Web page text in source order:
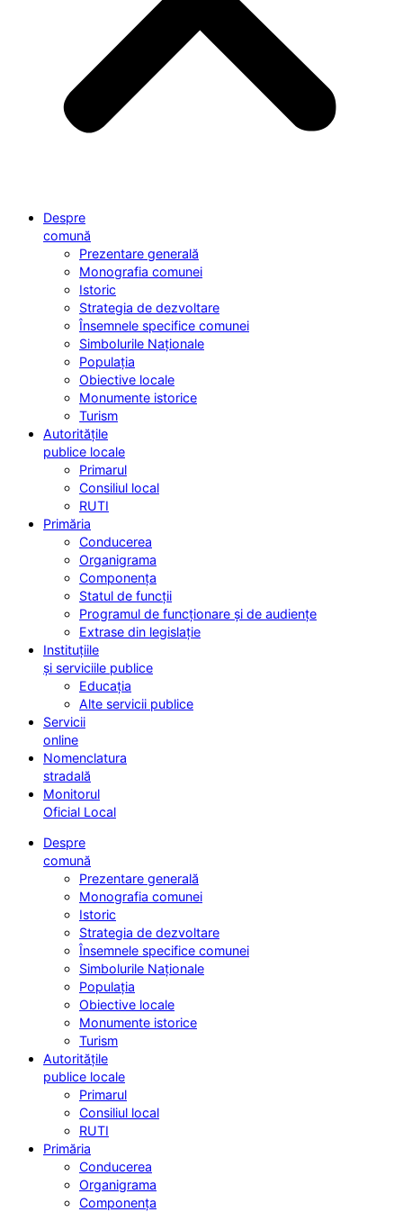
Despre
comună
Prezentare generală
Monografia comunei
Istoric
Strategia de dezvoltare
Însemnele specifice comunei
Simbolurile Naționale
Populația
Obiective locale
Monumente istorice
Turism
Autoritățile
publice locale
Primarul
Consiliul local
RUTI
Primăria
Conducerea
Organigrama
Componența
Statul de funcții
Programul de funcționare și de audiențe
Extrase din legislație
Instituțiile
și serviciile publice
Educația
Alte servicii publice
Servicii
online
Nomenclatura
stradală
Monitorul
Oficial Local
Despre
comună
Prezentare generală
Monografia comunei
Istoric
Strategia de dezvoltare
Însemnele specifice comunei
Simbolurile Naționale
Populația
Obiective locale
Monumente istorice
Turism
Autoritățile
publice locale
Primarul
Consiliul local
RUTI
Primăria
Conducerea
Organigrama
Componența